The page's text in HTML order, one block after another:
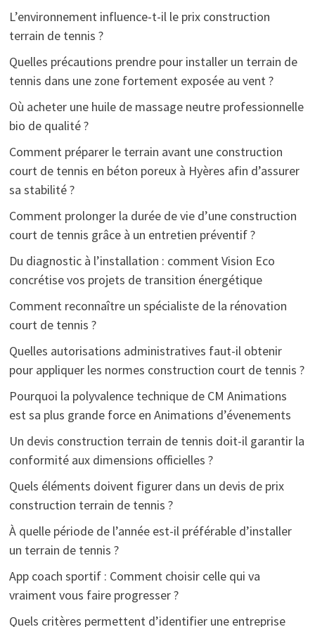
L’environnement influence-t-il le prix construction
terrain de tennis ?
Quelles précautions prendre pour installer un terrain de
tennis dans une zone fortement exposée au vent ?
Où acheter une huile de massage neutre professionnelle
bio de qualité ?
Comment préparer le terrain avant une construction
court de tennis en béton poreux à Hyères afin d’assurer
sa stabilité ?
Comment prolonger la durée de vie d’une construction
court de tennis grâce à un entretien préventif ?
Du diagnostic à l’installation : comment Vision Eco
concrétise vos projets de transition énergétique
Comment reconnaître un spécialiste de la rénovation
court de tennis ?
Quelles autorisations administratives faut-il obtenir
pour appliquer les normes construction court de tennis ?
Pourquoi la polyvalence technique de CM Animations
est sa plus grande force en Animations d’évenements
Un devis construction terrain de tennis doit-il garantir la
conformité aux dimensions officielles ?
Quels éléments doivent figurer dans un devis de prix
construction terrain de tennis ?
À quelle période de l’année est-il préférable d’installer
un terrain de tennis ?
App coach sportif : Comment choisir celle qui va
vraiment vous faire progresser ?
Quels critères permettent d’identifier une entreprise